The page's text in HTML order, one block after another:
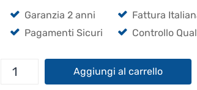
Garanzia 2 anni
Fattura
Pagamenti Sicuri
Controllo
Behringer
Aggiungi al carrello